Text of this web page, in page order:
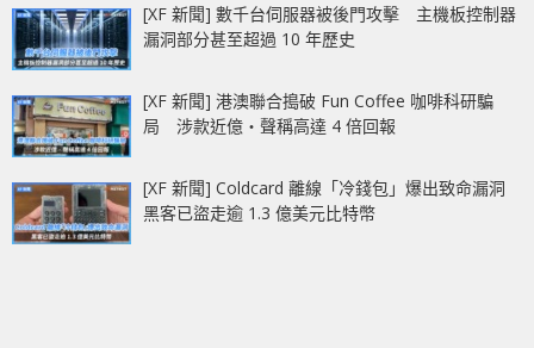
[XF 新聞] 數千台伺服器被後門攻擊 主機板控制器
漏洞部分甚至超過 10 年歷史
[XF 新聞] 港澳聯合搗破 Fun Coffee 咖啡科研騙
局 涉款近億‧聲稱高達 4 倍回報
[XF 新聞] Coldcard 離線「冷錢包」爆出致命漏洞
黑客已盜走逾 1.3 億美元比特幣